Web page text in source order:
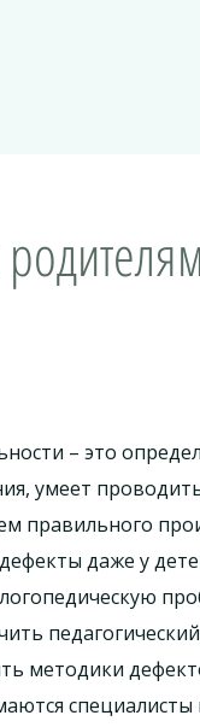
– это
умеет
правильного
даже у
методики